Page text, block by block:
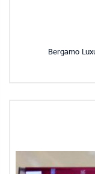
Bergamo